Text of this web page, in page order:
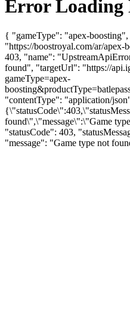
Error Loading
{ "gameType": "apex-
"https://boostroyal.com/ar/apex-
403, "name":
found", "targetUrl": "https://
gameType=apex-
"contentType": "application/
found\",\"message\":\"Game
"statusCode": 403,
"message": "Game type not